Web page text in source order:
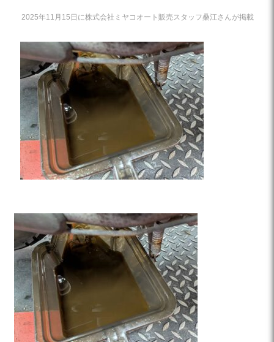
2025年11月15日に株式会社ミヤコオート販売スタッフ桑江さんが掲載